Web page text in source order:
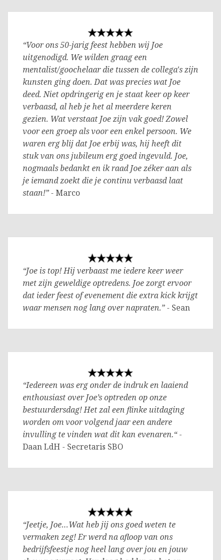
“Voor ons 50-jarig feest hebben wij Joe
uitgenodigd. We wilden graag een
mentalist/goochelaar die tussen de collega's zijn
kunsten ging doen. Dat was precies wat Joe
deed. Niet opdringerig en je staat keer op keer
verbaasd, al heb je het al meerdere keren
gezien. Wat verstaat Joe zijn vak goed! Zowel
voor een groep als voor een enkel persoon. We
waren erg blij dat Joe erbij was, hij heeft dit
stuk van ons jubileum erg goed ingevuld. Joe,
nogmaals bedankt en ik raad Joe zéker aan als
je iemand zoekt die je continu verbaasd laat
staan!”- Marco
“Joe is top! Hij verbaast me iedere keer weer
met zijn geweldige optredens. Joe zorgt ervoor
dat ieder feest of evenement die extra kick krijgt
waar mensen nog lang over napraten.”- Sean
“Iedereen was erg onder de indruk en laaiend
enthousiast over Joe’s optreden op onze
bestuurdersdag! Het zal een flinke uitdaging
worden om voor volgend jaar een andere
invulling te vinden wat dit kan evenaren.“-
Daan LdH - Secretaris SBO
“Jeetje, Joe…Wat heb jij ons goed weten te
vermaken zeg! Er werd na afloop van ons
bedrijfsfeestje nog heel lang over jou en jouw